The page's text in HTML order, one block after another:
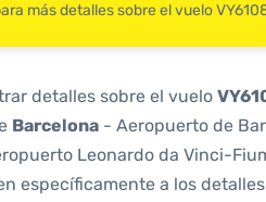
más detalles sobre el vuelo
detalles sobre el vuelo
Barcelona - Aeropuerto de
Leonardo da Vinci-
específicamente a los